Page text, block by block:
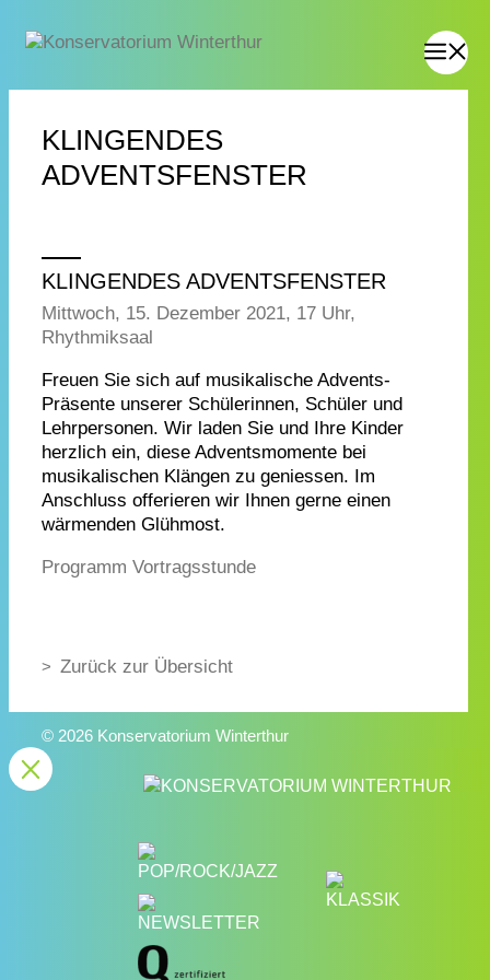
KLINGENDES
ADVENTSFENSTER
KLINGENDES ADVENTSFENSTER
Mittwoch, 15. Dezember 2021, 17 Uhr,
Rhythmiksaal
Freuen Sie sich auf musikalische Advents-
Präsente unserer Schülerinnen, Schüler und
Lehrpersonen. Wir laden Sie und Ihre Kinder
herzlich ein, diese Adventsmomente bei
musikalischen Klängen zu geniessen. Im
Anschluss offerieren wir Ihnen gerne einen
wärmenden Glühmost.
Programm Vortragsstunde
Zurück zur Übersicht
© 2026 Konservatorium Winterthur